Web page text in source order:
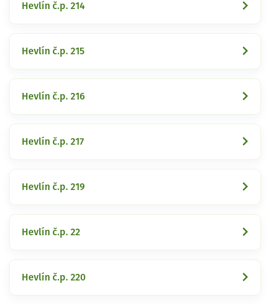
Hevlín č.p. 214
Hevlín č.p. 215
Hevlín č.p. 216
Hevlín č.p. 217
Hevlín č.p. 219
Hevlín č.p. 22
Hevlín č.p. 220